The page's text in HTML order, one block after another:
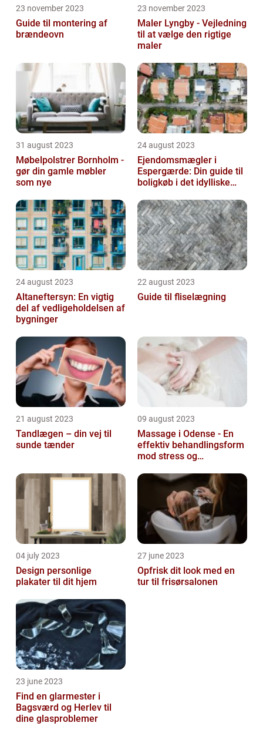
23 november 2023
Guide til montering af
brændeovn
23 november 2023
Maler Lyngby - Vejledning
til at vælge den rigtige
maler
31 august 2023
Møbelpolstrer Bornholm -
gør din gamle møbler
som nye
24 august 2023
Ejendomsmægler i
Espergærde: Din guide til
boligkøb i det idylliske
24 august 2023
Altaneftersyn: En vigtig
del af vedligeholdelsen af
bygninger
22 august 2023
Guide til fliselægning
21 august 2023
Tandlægen – din vej til
sunde tænder
09 august 2023
Massage i Odense - En
effektiv behandlingsform
mod stress og
04 july 2023
Design personlige
plakater til dit hjem
27 june 2023
Opfrisk dit look med en
tur til frisørsalonen
23 june 2023
Find en glarmester i
Bagsværd og Herlev til
dine glasproblemer